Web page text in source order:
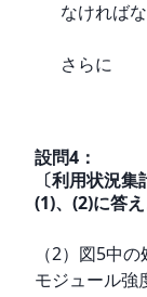
なければ
さらに
設問4 ：
〔利用状況
(1)、(2)に答え
（2）図5中
モジュール強